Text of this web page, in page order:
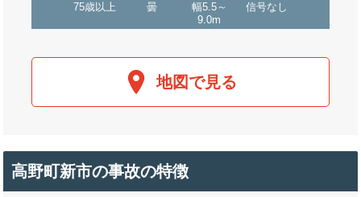
75歳以上 曇
幅5.5～
9.0m
信号なし
地図で見る
高野町新市の事故の特徴